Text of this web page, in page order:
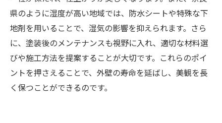
県のように湿度が高い地域では、防水シートや特殊な下
地剤を用いることで、湿気の影響を抑えられます。さら
に、塗装後のメンテナンスも視野に入れ、適切な材料選
びや施工方法を提案することが大切です。これらのポイ
ントを押さえることで、外壁の寿命を延ばし、美観を長
く保つことができるのです。